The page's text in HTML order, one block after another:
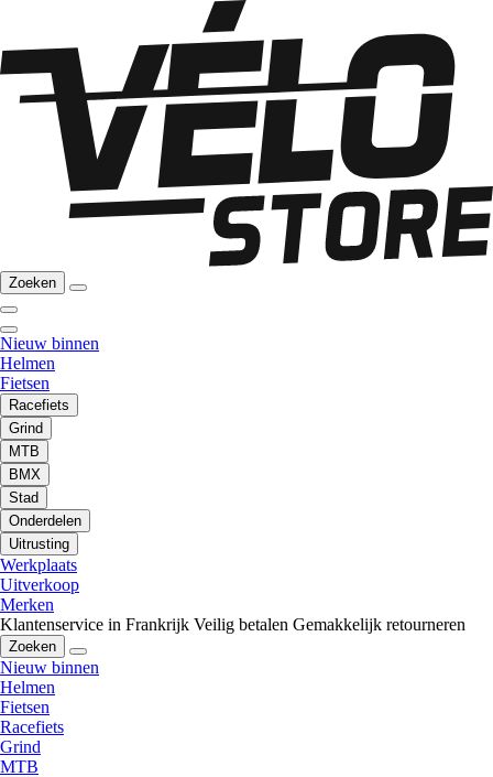
Zoeken
Nieuw binnen
Helmen
Fietsen
Racefiets
Grind
MTB
BMX
Stad
Onderdelen
Uitrusting
Werkplaats
Uitverkoop
Merken
Klantenservice in Frankrijk Veilig betalen Gemakkelijk retourneren
Zoeken
Nieuw binnen
Helmen
Fietsen
Racefiets
Grind
MTB